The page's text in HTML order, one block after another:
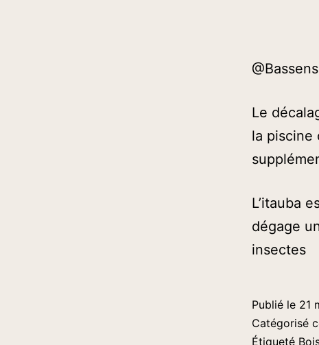
Le
la piscine
L’itauba
dégage
insectes
Publié le 21
Catégorisé
Étiqueté